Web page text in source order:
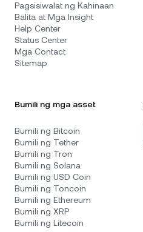
Pagsisiwalat ng Kahinaan
Balita at Mga Insight
Help Center
Status Center
Mga Contact
Sitemap
Bumili ng mga asset
Bumili ng Bitcoin
Bumili ng Tether
Bumili ng Tron
Bumili ng Solana
Bumili ng USD Coin
Bumili ng Toncoin
Bumili ng Ethereum
Bumili ng XRP
Bumili ng Litecoin